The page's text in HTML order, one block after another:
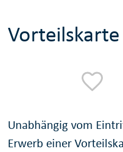
Unabhängig vom
Erwerb einer